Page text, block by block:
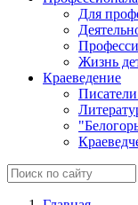
Для
Жизнь
Краеведение